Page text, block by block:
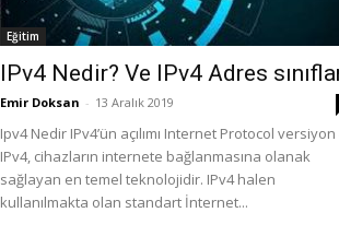
Eğitim
IPv4 Nedir? Ve IPv4 Adres
Emir Doksan - 13 Aralık 2019
Ipv4 Nedir IPv4’ün açılımı Internet Protocol versiyon
IPv4, cihazların internete bağlanmasına olanak
sağlayan en temel teknolojidir. IPv4 halen
kullanılmakta olan standart İnternet...